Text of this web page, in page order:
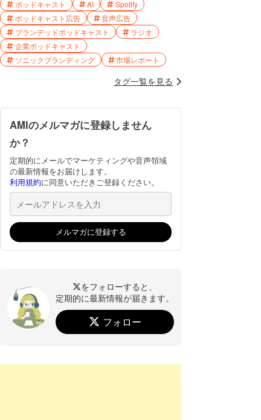
ポッドキャスト AI
Spotify
ポッドキャスト広告
音声広告
ブランデッドポッドキャスト
ラジオ
企業ポッドキャスト
ソニックブランディング
市場レポート
タグ一覧を見る
AMIのメルマガに登録しません
か？
定期的にメールでマーケティングや音声領域
の最新情報をお届けします。
利用規約に同意いただきご登録ください。
をフォローすると、
定期的に最新情報が届きます。
フォロー